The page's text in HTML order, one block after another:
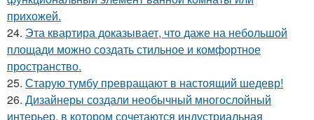
прихожей.
24. Эта квартира доказывает, что даже на небольшой
площади можно создать стильное и комфортное
пространство.
25. Старую тумбу превращают в настоящий шедевр!
26. Дизайнеры создали необычный многослойный
интерьер, в котором сочетаются индустриальная